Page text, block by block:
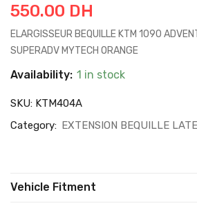
550.00 DH
ELARGISSEUR BEQUILLE KTM 1090
SUPERADV MYTECH ORANGE
Availability: 1 in stock
SKU: KTM404A
Category: EXTENSION BEQUILLE
Vehicle Fitment